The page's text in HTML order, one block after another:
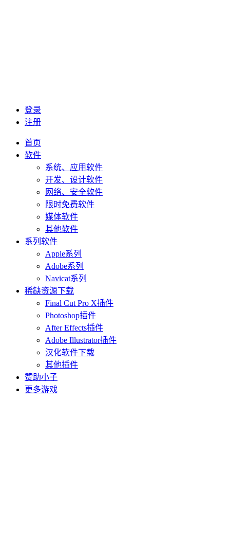
登录
注册
首页
软件
系统、应用软件
开发、设计软件
网络、安全软件
限时免费软件
媒体软件
其他软件
系列软件
Apple系列
Adobe系列
Navicat系列
稀缺资源下载
Final Cut Pro X插件
Photoshop插件
After Effects插件
Adobe Illustrator插件
汉化软件下载
其他插件
赞助小子
更多游戏